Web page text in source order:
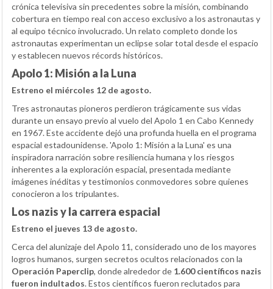
crónica televisiva sin precedentes sobre la misión, combinando
cobertura en tiempo real con acceso exclusivo a los astronautas y
al equipo técnico involucrado. Un relato completo donde los
astronautas experimentan un eclipse solar total desde el espacio
y establecen nuevos récords históricos.
Apolo 1: Misión a la Luna
Estreno el miércoles 12 de agosto.
Tres astronautas pioneros perdieron trágicamente sus vidas
durante un ensayo previo al vuelo del Apolo 1 en Cabo Kennedy
en 1967. Este accidente dejó una profunda huella en el programa
espacial estadounidense. 'Apolo 1: Misión a la Luna' es una
inspiradora narración sobre resiliencia humana y los riesgos
inherentes a la exploración espacial, presentada mediante
imágenes inéditas y testimonios conmovedores sobre quienes
conocieron a los tripulantes.
Los nazis y la carrera espacial
Estreno el jueves 13 de agosto.
Cerca del alunizaje del Apolo 11, considerado uno de los mayores
logros humanos, surgen secretos ocultos relacionados con la
Operación Paperclip, donde alrededor de 1.600 científicos nazis
fueron indultados. Estos científicos fueron reclutados para